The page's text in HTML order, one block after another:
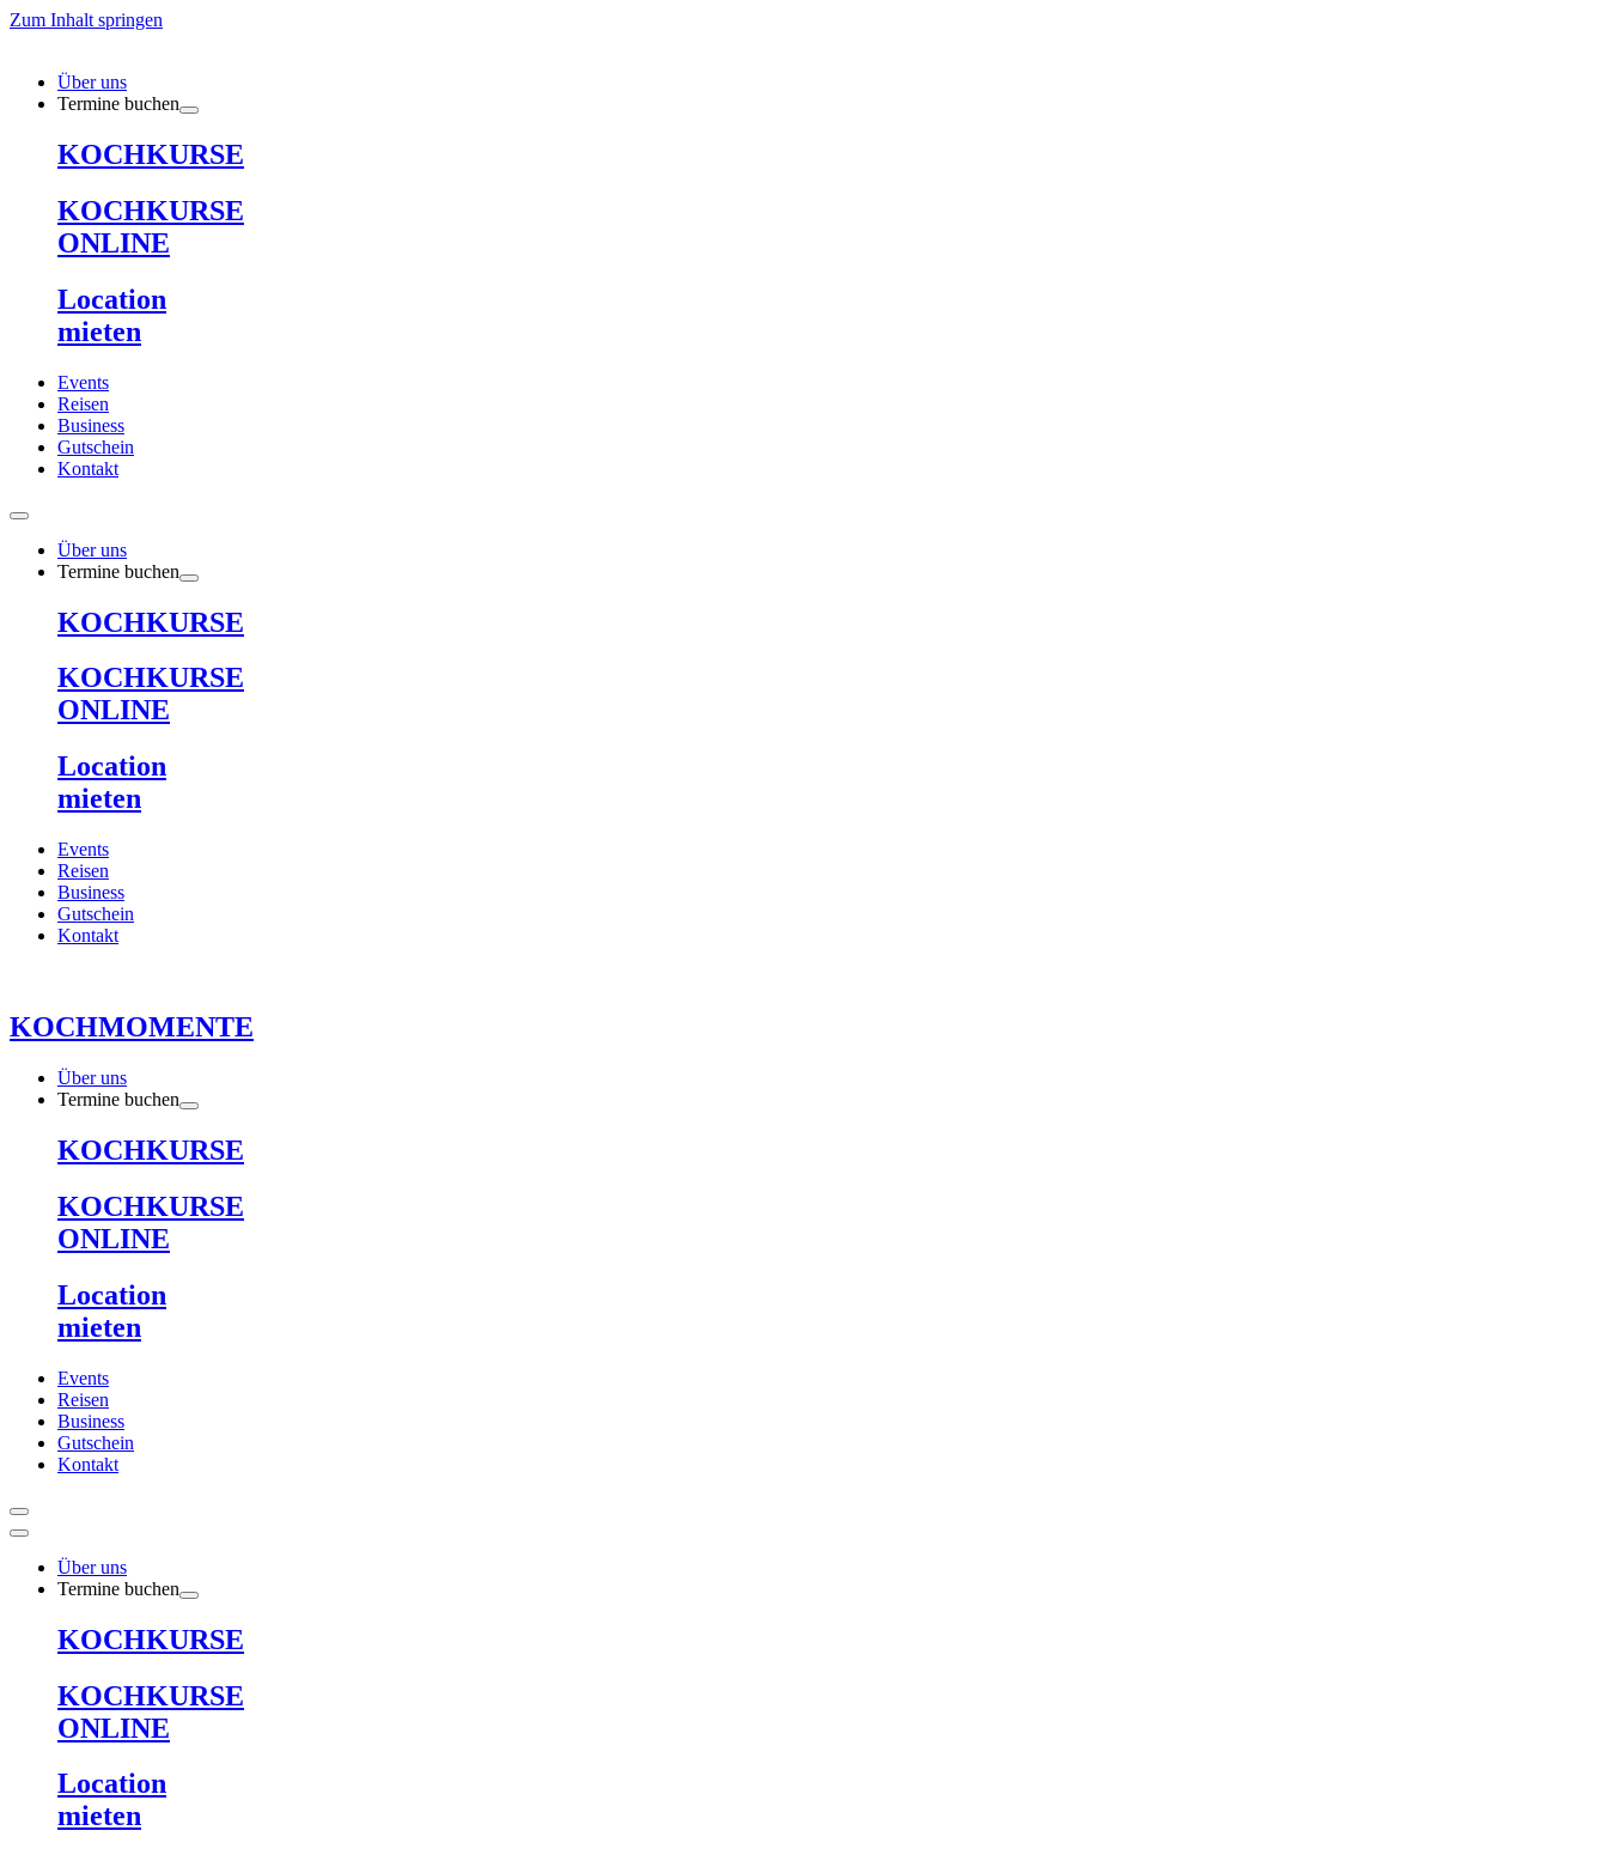
Zum Inhalt springen
Über uns
Termine buchen
KOCHKURSE
KOCHKURSE
ONLINE
Location
mieten
Events
Reisen
Business
Gutschein
Kontakt
Über uns
Termine buchen
KOCHKURSE
KOCHKURSE
ONLINE
Location
mieten
Events
Reisen
Business
Gutschein
Kontakt
KOCHMOMENTE
Über uns
Termine buchen
KOCHKURSE
KOCHKURSE
ONLINE
Location
mieten
Events
Reisen
Business
Gutschein
Kontakt
Über uns
Termine buchen
KOCHKURSE
KOCHKURSE
ONLINE
Location
mieten